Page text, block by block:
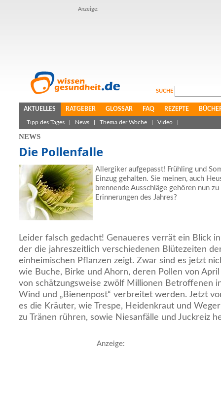
Anzeige:
SUCHE
AKTUELLES RATGEBER GLOSSAR FAQ REZEPTE
Tipp des Tages News Thema der Woche Video
NEWS
Die Pollenfalle
Allergiker aufgepasst! Frühling und
Einzug gehalten. Sie meinen, auch
brennende Ausschläge gehören nun
Erinnerungen des Jahres?
Leider falsch gedacht! Genaueres verrät ein Blick
der die jahreszeitlich verschiedenen Blütezeiten
einheimischen Pflanzen zeigt. Zwar sind es jetzt
wie Buche, Birke und Ahorn, deren Pollen von
von schätzungsweise zwölf Millionen Betroffenen
Wind und „Bienenpost“ verbreitet werden. Jetzt
es die Kräuter, wie Trespe, Heidenkraut und
zu Tränen rühren, sowie Niesanfälle und Juckreiz
Anzeige: